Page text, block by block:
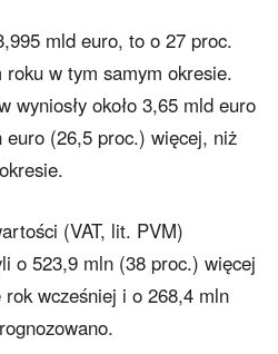
mld euro, to o 27 proc.
w tym samym okresie.
wyniosły około 3,65 mld euro
(26,5 proc.) więcej, niż
(VAT, lit. PVM)
o 523,9 mln (38 proc.) więcej
wcześniej i o 268,4 mln